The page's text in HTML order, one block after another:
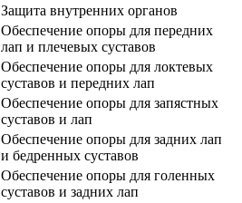
Защита внутренних органов
Обеспечение опоры для передних
лап и плечевых суставов
Обеспечение опоры для локтевых
суставов и передних лап
Обеспечение опоры для запястных
суставов и лап
Обеспечение опоры для задних лап
и бедренных суставов
Обеспечение опоры для голенных
суставов и задних лап